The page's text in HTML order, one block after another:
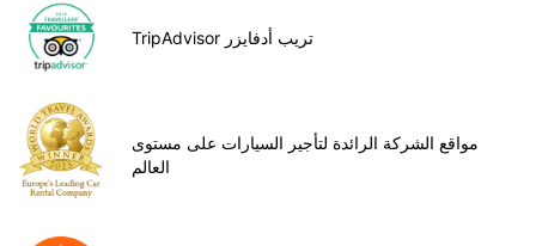
TripAdvisor تريب أدفايزر
مواقع الشركة الرائدة لتأجير السيارات على مستوى
العالم